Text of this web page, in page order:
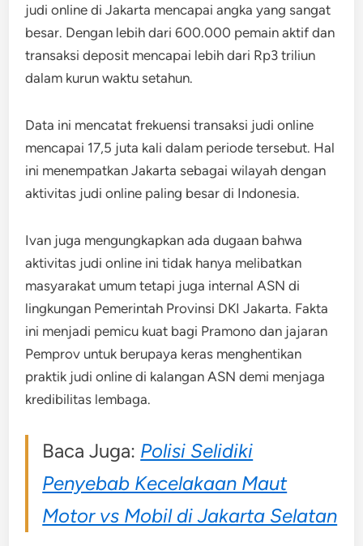
judi online di Jakarta mencapai angka yang sangat
besar. Dengan lebih dari 600.000 pemain aktif dan
transaksi deposit mencapai lebih dari Rp3 triliun
dalam kurun waktu setahun.
Data ini mencatat frekuensi transaksi judi online
mencapai 17,5 juta kali dalam periode tersebut. Hal
ini menempatkan Jakarta sebagai wilayah dengan
aktivitas judi online paling besar di Indonesia.
Ivan juga mengungkapkan ada dugaan bahwa
aktivitas judi online ini tidak hanya melibatkan
masyarakat umum tetapi juga internal ASN di
lingkungan Pemerintah Provinsi DKI Jakarta. Fakta
ini menjadi pemicu kuat bagi Pramono dan jajaran
Pemprov untuk berupaya keras menghentikan
praktik judi online di kalangan ASN demi menjaga
kredibilitas lembaga.
Baca Juga: Polisi Selidiki
Penyebab Kecelakaan Maut
Motor vs Mobil di Jakarta Selatan